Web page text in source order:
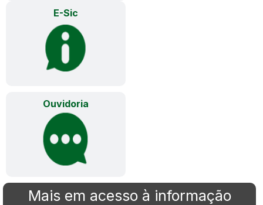
E-Sic
Ouvidoria
Mais em acesso à informação